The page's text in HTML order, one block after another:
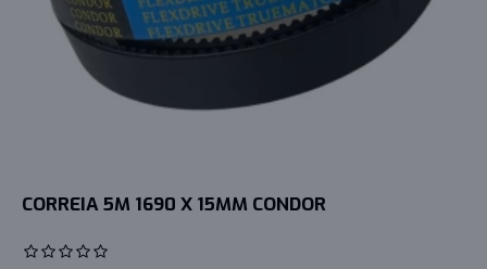
CORREIA 5M 1690 X 15MM CONDOR